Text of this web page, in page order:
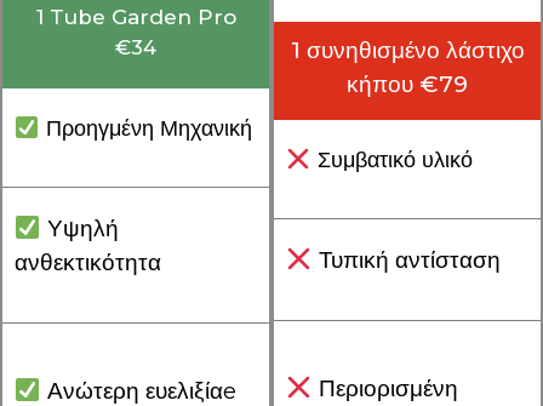
1 Tube Garden Pro
€34
Προηγμένη Μηχανική
Υψηλή
ανθεκτικότητα
Ανώτερη ευελιξίαe
1 συνηθισμένο λάστιχο
κήπου €79
Συμβατικό υλικό
Τυπική αντίσταση
Περιορισμένη